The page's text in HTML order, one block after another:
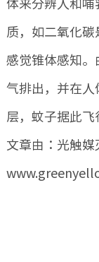
体来分辨人和哺
质，如二氧化
感觉锥体感知。
气排出，并在人
层，蚊子据此飞
文章由：光触媒